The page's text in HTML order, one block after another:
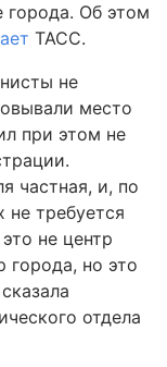
города. Об этом
ТАСС.
не
место
при этом не
частная, и, по
не требуется
не центр
города, но это
отдела